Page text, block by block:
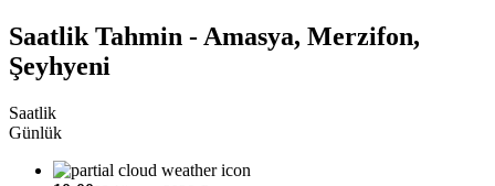
Saatlik Tahmin - Amasya, Merzifon,
Şeyhyeni
Saatlik
Günlük